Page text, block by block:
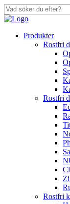
Produkter
Rostfri
Rostfri
Rostfri